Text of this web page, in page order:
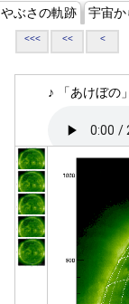
ぶさの軌跡 宇宙か
<<< << <
♪ 「あけぼの」